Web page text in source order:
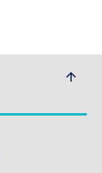
arrow_upwards